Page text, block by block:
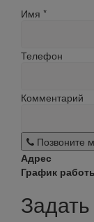
Имя *
Телефон
Комментарий
Позвоните
Адрес
График